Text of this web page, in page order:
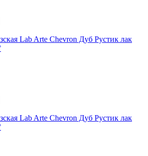
Lab Arte Chevron Дуб Рустик лак
Lab Arte Chevron Дуб Рустик лак